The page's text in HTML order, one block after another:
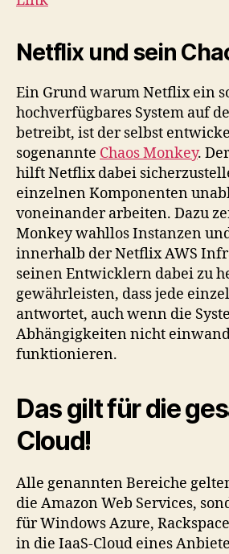
Netflix und sein
Ein Grund warum Netflix ein
hochverfügbares System auf
betreibt, ist der selbst
sogenannte Chaos Monkey.
hilft Netflix dabei
einzelnen Komponenten
voneinander arbeiten. Dazu
Monkey wahllos Instanzen
innerhalb der Netflix AWS
seinen Entwicklern dabei zu
gewährleisten, dass jede
antwortet, auch wenn die
Abhängigkeiten nicht
funktionieren.
Das gilt für die
Cloud!
Alle genannten Bereiche
die Amazon Web Services,
für Windows Azure,
in die IaaS-Cloud eines